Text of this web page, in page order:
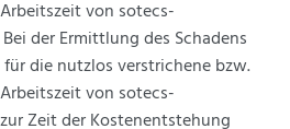
von sotecs-
der Ermittlung des Schadens
die nutzlos verstrichene bzw.
von sotecs-
Zeit der Kostenentstehung